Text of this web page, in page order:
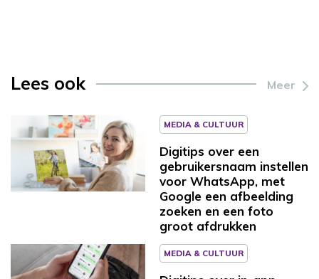
Lees ook Meer
MEDIA & CULTUUR
Digitips over een
gebruikersnaam instellen
voor WhatsApp, met
Google een afbeelding
zoeken en een foto
groot afdrukken
MEDIA & CULTUUR